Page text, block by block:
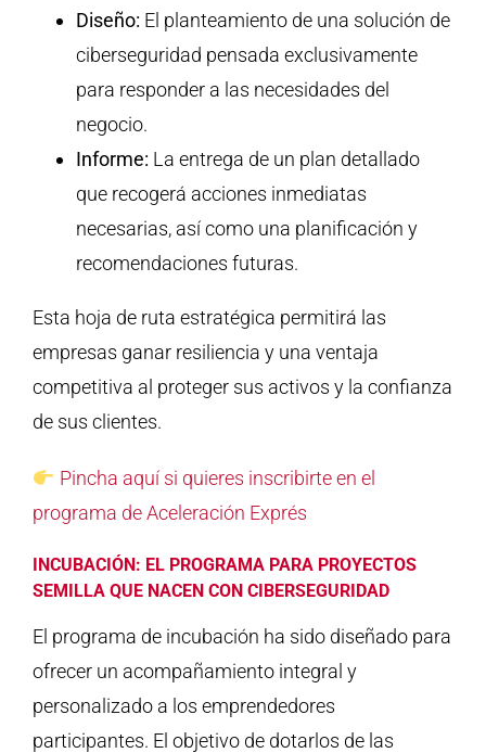
Diseño: El planteamiento de una solución de
ciberseguridad pensada exclusivamente
para responder a las necesidades del
negocio.
Informe: La entrega de un plan detallado
que recogerá acciones inmediatas
necesarias, así como una planificación y
recomendaciones futuras.
Esta hoja de ruta estratégica permitirá las
empresas ganar resiliencia y una ventaja
competitiva al proteger sus activos y la confianza
de sus clientes.
Pincha aquí si quieres inscribirte en el
programa de Aceleración Exprés
INCUBACIÓN: EL PROGRAMA PARA PROYECTOS
SEMILLA QUE NACEN CON CIBERSEGURIDAD
El programa de incubación ha sido diseñado para
ofrecer un acompañamiento integral y
personalizado a los emprendedores
participantes. El objetivo de dotarlos de las